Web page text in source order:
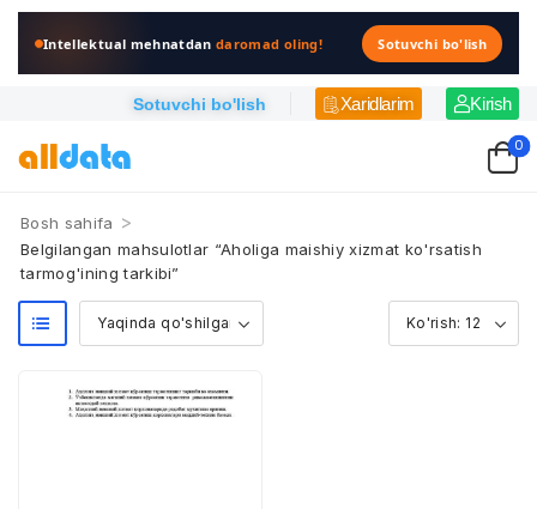
Intellektual mehnatdandaromad oling! Sotuvchi bo'lish
Sotuvchi bo'lish Xaridlarim Kirish
0
Bosh sahifa >
Belgilangan mahsulotlar “Aholiga maishiy xizmat ko'rsatish
tarmog'ining tarkibi”